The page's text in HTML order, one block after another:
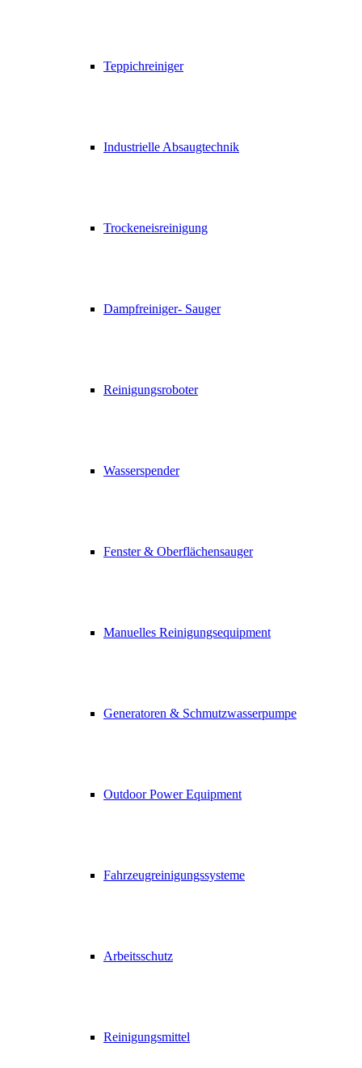
Teppichreiniger
Industrielle Absaugtechnik
Trockeneisreinigung
Dampfreiniger- Sauger
Reinigungsroboter
Wasserspender
Fenster & Oberflächensauger
Manuelles Reinigungsequipment
Generatoren & Schmutzwasserpumpe
Outdoor Power Equipment
Fahrzeugreinigungssysteme
Arbeitsschutz
Reinigungsmittel